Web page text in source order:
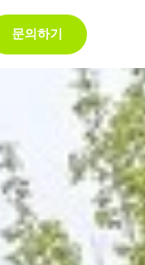
문의하기